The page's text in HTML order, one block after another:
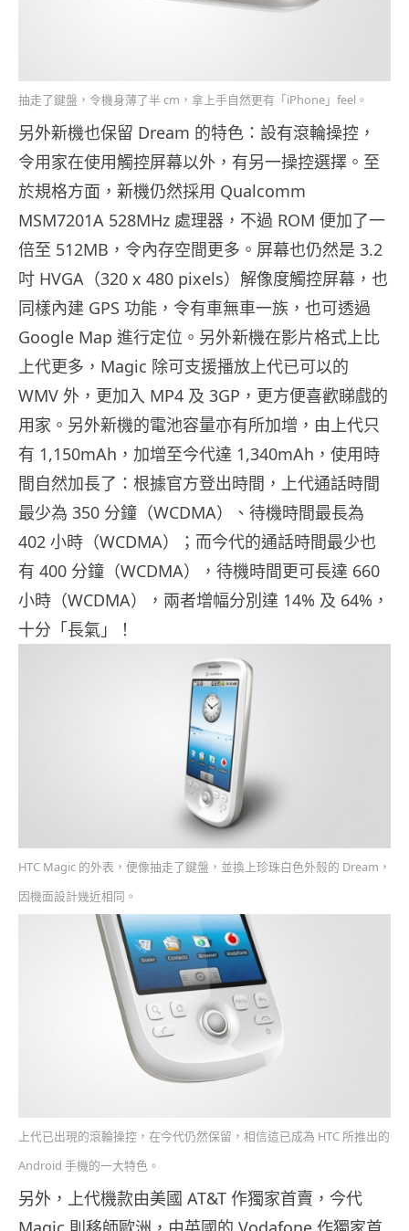
抽走了鍵盤，令機身薄了半 cm，拿上手自然更有「iPhone」feel。
另外新機也保留 Dream 的特色：設有滾輪操控，
令用家在使用觸控屏幕以外，有另一操控選擇。至
於規格方面，新機仍然採用 Qualcomm
MSM7201A 528MHz 處理器，不過 ROM 便加了一
倍至 512MB，令內存空間更多。屏幕也仍然是 3.2
吋 HVGA（320 x 480 pixels）解像度觸控屏幕，也
同樣內建 GPS 功能，令有車無車一族，也可透過
Google Map 進行定位。另外新機在影片格式上比
上代更多，Magic 除可支援播放上代已可以的
WMV 外，更加入 MP4 及 3GP，更方便喜歡睇戲的
用家。另外新機的電池容量亦有所加增，由上代只
有 1,150mAh，加增至今代達 1,340mAh，使用時
間自然加長了：根據官方登出時間，上代通話時間
最少為 350 分鐘（WCDMA）、待機時間最長為
402 小時（WCDMA）；而今代的通話時間最少也
有 400 分鐘（WCDMA），待機時間更可長達 660
小時（WCDMA），兩者增幅分別達 14% 及 64%，
十分「長氣」！
HTC Magic 的外表，便像抽走了鍵盤，並換上珍珠白色外殼的 Dream，
因機面設計幾近相同。
上代已出現的滾輪操控，在今代仍然保留，相信這已成為 HTC 所推出的
Android 手機的一大特色。
另外，上代機款由美國 AT&T 作獨家首賣，今代